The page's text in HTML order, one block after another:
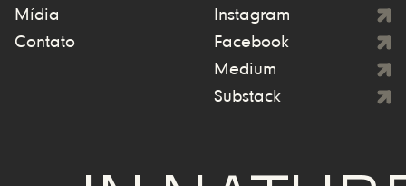
Mídia
Contato
Instagram
Facebook
Medium
Substack